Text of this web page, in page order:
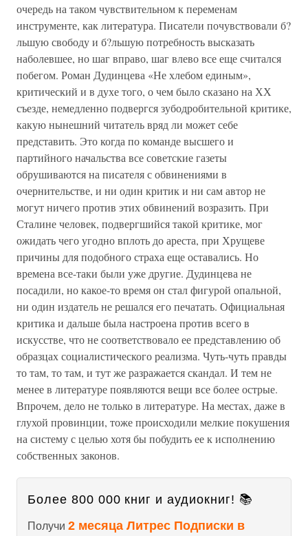
очередь на таком чувствительном к переменам
инструменте, как литература. Писатели почувствовали б?
льшую свободу и б?льшую потребность высказать
наболевшее, но шаг вправо, шаг влево все еще считался
побегом. Роман Дудинцева «Не хлебом единым»,
критический и в духе того, о чем было сказано на ХХ
съезде, немедленно подвергся зубодробительной критике,
какую нынешний читатель вряд ли может себе
представить. Это когда по команде высшего и
партийного начальства все советские газеты
обрушиваются на писателя с обвинениями в
очернительстве, и ни один критик и ни сам автор не
могут ничего против этих обвинений возразить. При
Сталине человек, подвергшийся такой критике, мог
ожидать чего угодно вплоть до ареста, при Хрущеве
причины для подобного страха еще оставались. Но
времена все-таки были уже другие. Дудинцева не
посадили, но какое-то время он стал фигурой опальной,
ни один издатель не решался его печатать. Официальная
критика и дальше была настроена против всего в
искусстве, что не соответствовало ее представлению об
образцах социалистического реализма. Чуть-чуть правды
то там, то там, и тут же разражается скандал. И тем не
менее в литературе появляются вещи все более острые.
Впрочем, дело не только в литературе. На местах, даже в
глухой провинции, тоже происходили мелкие покушения
на систему с целью хотя бы побудить ее к исполнению
собственных законов.
Более 800 000 книг и аудиокниг! 📚
Получи 2 месяца Литрес Подписки в